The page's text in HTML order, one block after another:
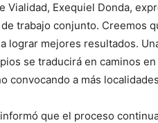
Vialidad, Exequiel Donda,
trabajo conjunto. Creemos
lograr mejores resultados.
se traducirá en caminos
convocando a más
que el proceso